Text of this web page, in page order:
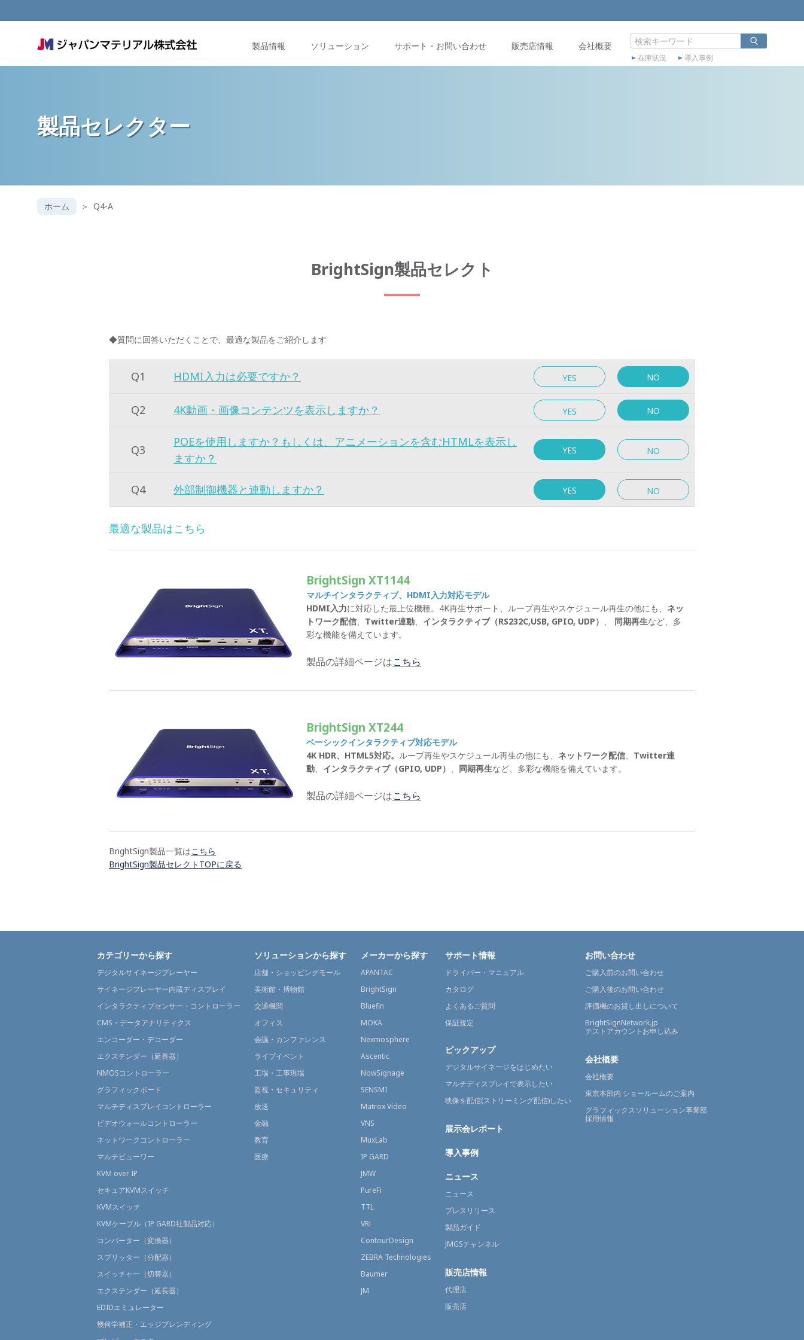
製品情報 ソリューション サポート・お問い合わせ 販売店情報 会社概要
在庫状況 導入事例
製品セレクター
ホーム Q4-A
BrightSign製品セレクト
◆質問に回答いただくことで、最適な製品をご紹介します
Q1 HDMI入力は必要ですか？ YES NO
Q2 4K動画・画像コンテンツを表示しますか？ YES NO
Q3
POEを使用しますか？もしくは、アニメーションを含むHTMLを表示し
ますか？
YES NO
Q4 外部制御機器と連動しますか？ YES NO
最適な製品はこちら
BrightSign XT1144
マルチインタラクティブ、HDMI入力対応モデル
HDMI入力に対応した最上位機種。4K再生サポート、ループ再生やスケジュール再生の他にも、 ネッ
トワーク配信、 Twitter連動、 インタラクティブ（RS232C,USB, GPIO, UDP） 、 同期再生など、多
彩な機能を備えています。
製品の詳細ページはこちら
BrightSign XT244
ベーシックインタラクティブ対応モデル
4K HDR、HTML5対応。 ループ再生やスケジュール再生の他にも、 ネットワーク配信、 Twitter連
動、 インタラクティブ（GPIO, UDP） 、 同期再生など、多彩な機能を備えています。
製品の詳細ページはこちら
BrightSign製品一覧はこちら
BrightSign製品セレクトTOPに戻る
カテゴリーから探す
デジタルサイネージプレーヤー
サイネージプレーヤー内蔵ディスプレイ
インタラクティブセンサー・コントローラー
CMS・データアナリティクス
エンコーダー・デコーダー
エクステンダー（延長器）
NMOSコントローラー
グラフィックボード
マルチディスプレイコントローラー
ビデオウォールコントローラー
ネットワークコントローラー
マルチビューワー
KVM over IP
セキュアKVMスイッチ
KVMスイッチ
KVMケーブル（IP GARD社製品対応）
コンバーター（変換器）
スプリッター（分配器）
スイッチャー（切替器）
エクステンダー（延長器）
EDIDエミュレーター
幾何学補正・エッジブレンディング
ソリューションから探す
店舗・ショッピングモール
美術館・博物館
交通機関
オフィス
会議・カンファレンス
ライブイベント
工場・工事現場
監視・セキュリティ
放送
金融
教育
医療
メーカーから探す
APANTAC
BrightSign
Bluefin
MOKA
Nexmosphere
Ascentic
NowSignage
SENSMI
Matrox Video
VNS
MuxLab
IP GARD
JMW
PureFi
TTL
VRi
ContourDesign
ZEBRA Technologies
Baumer
JM
サポート情報
ドライバー・マニュアル
カタログ
よくあるご質問
保証規定
ピックアップ
デジタルサイネージをはじめたい
マルチディスプレイで表示したい
映像を配信(ストリーミング配信)したい
展示会レポート
導入事例
ニュース
ニュース
プレスリリース
製品ガイド
JMGSチャンネル
販売店情報
代理店
販売店
お問い合わせ
ご購入前のお問い合わせ
ご購入後のお問い合わせ
評価機のお貸し出しについて
BrightSignNetwork.jp
テストアカウントお申し込み
会社概要
会社概要
東京本部内 ショールームのご案内
グラフィックスソリューション事業部
採用情報